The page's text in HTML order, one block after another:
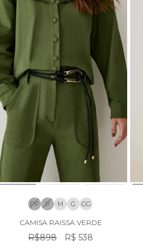
PP P M G GG
CAMISA RAISSA VERDE
R$898 R$ 538